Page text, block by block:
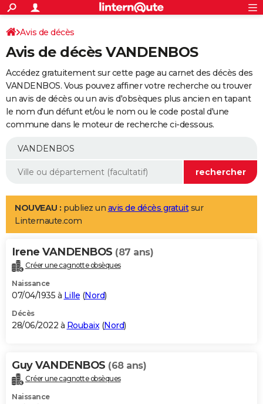
ACTUALITÉS
Politique
Société
Faits Divers
Education
Monde
Villes
+
SPORT
Coupe du monde 2026
Football
Tennis
Cyclisme
Rugby
Forum
Programme TV
TNT
Streaming
Cinéma
Sorties cinéma
Musique
+
FINANCE
Impôts
Immobilier
Risques naturels par ville
Banque
Assurance
Crédit
AUTO
Essais
Réserver un essai
Citadines
Berlines
SUV
Forum auto
+
Mobiles
Meilleur smartphone
Internet
Ordinateurs
Jeux vidéo
Guide high-tech
Aménagement intérieur
LIFESTYLE
Art de vivre
Bien-être
Loisirs
Mode
Modes de vie
Alimentation
Guide de la santé
Maladies
Médicaments
Sommeil
VOYAGE
Destinations
City break
Voyage nature
Voyage de noces
Forum
Climat
+PHOTO
GUIDES D'ACHAT
BONS PLANS
Carte de Noël
Carte Bonne année
Carte Saint-Valentin
Carte Pâques
Carte d'anniversaire
DICTIONNAIRE
Dictionnaire
Biographies
Citations
Expressions
Proverbes
PROGRAMME TV
Avis de décès
Avis de décès VANDENBOS
Accédez gratuitement sur cette page au carnet des décès des
VANDENBOS. Vous pouvez affiner votre recherche ou trouver
un avis de décès ou un avis d'obsèques plus ancien en tapant
le nom d'un défunt et/ou le nom ou le code postal d'une
commune dans le moteur de recherche ci-dessous.
NOUVEAU : publiez un avis de décès gratuitsur
Linternaute.com
Irene VANDENBOS (87 ans)
Créer une cagnotte obsèques
Naissance
07/04/1935 à Lille (Nord)
Décès
28/06/2022 à Roubaix(Nord)
Guy VANDENBOS (68 ans)
Créer une cagnotte obsèques
Naissance